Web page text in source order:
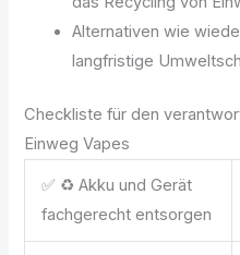
Alternativen wie
langfristige
Checkliste für den
Einweg Vapes
✅ ♻️ Akku und Gerät
fachgerecht entsorgen